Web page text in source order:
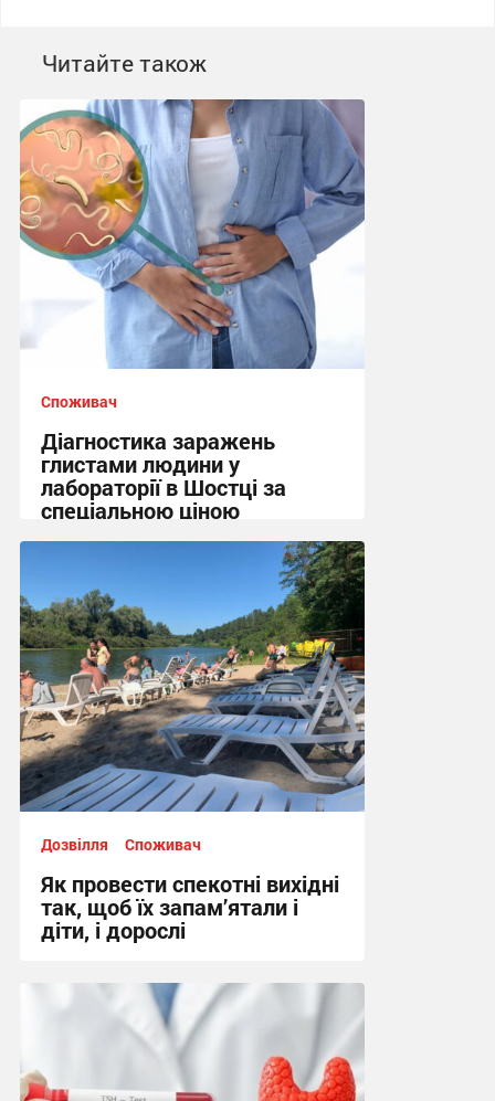
Читайте також
Споживач
Діагностика заражень
глистами людини у
лабораторії в Шостці за
спеціальною ціною
Дозвілля Споживач
Як провести спекотні вихідні
так, щоб їх запам’ятали і
діти, і дорослі
10:02 сьогодні